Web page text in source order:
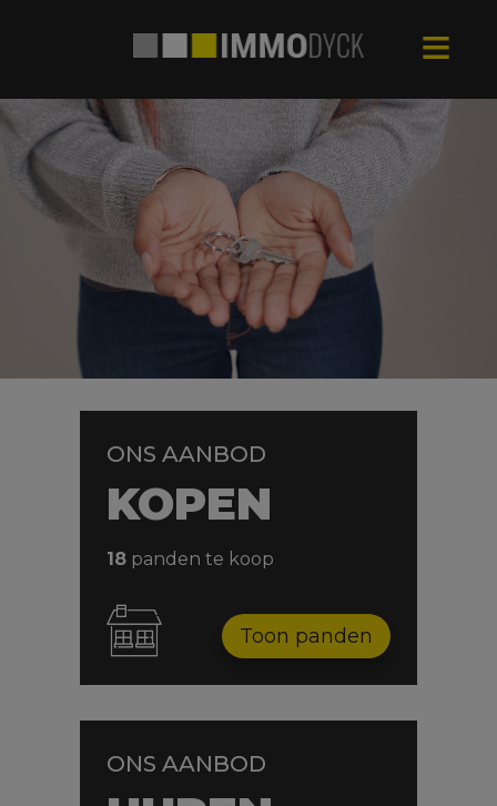
ONS AANBOD
KOPEN
18 panden te koop
Toon panden
ONS AANBOD